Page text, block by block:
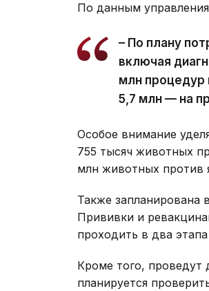
По данным управления
– По плану
включая
млн процедур
5,7 млн — на
Особое внимание
755 тысяч животных
млн животных против
Также запланирована
Прививки и
проходить в два
Кроме того, проведут
планируется